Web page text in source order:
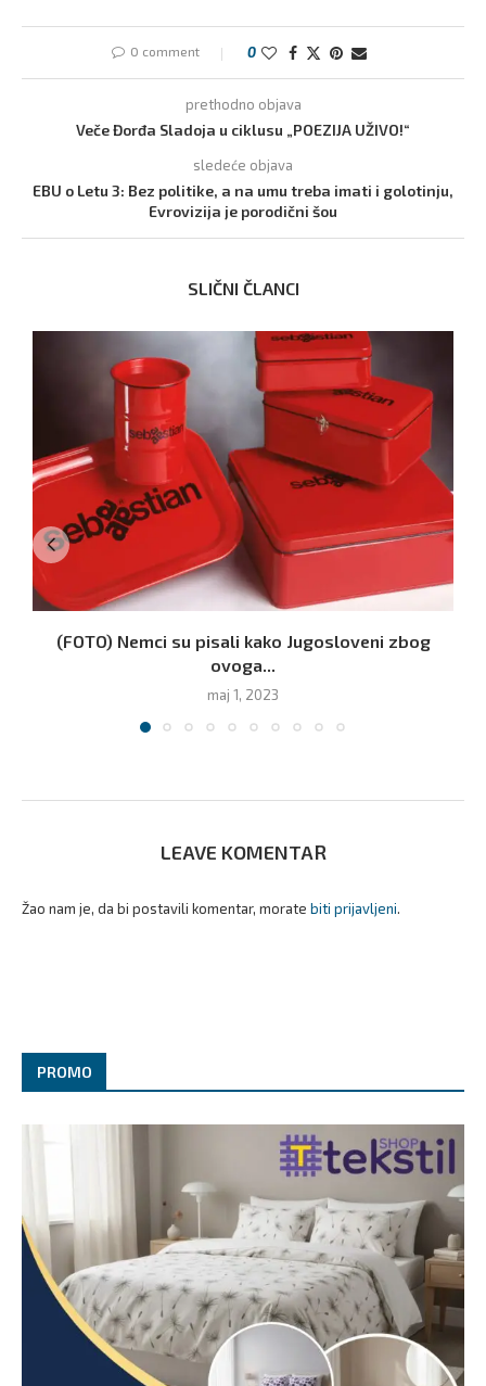
0 comment 0
prethodno objava
Veče Đorđa Sladoja u ciklusu „POEZIJA UŽIVO!“
sledeće objava
EBU o Letu 3: Bez politike, a na umu treba imati i golotinju,
Evrovizija je porodični šou
SLIČNI ČLANCI
(FOTO) Nemci su pisali kako Jugosloveni zbog
ovoga...
maj 1, 2023
LEAVE KOMENTAR
Žao nam je, da bi postavili komentar, morate biti prijavljeni.
PROMO